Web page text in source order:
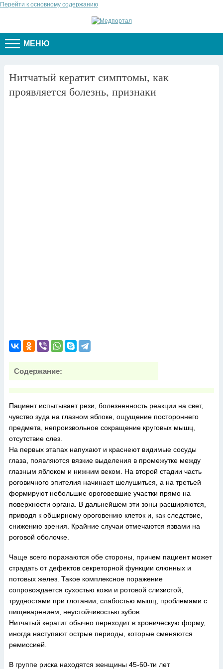
Перейти к основному содержанию
МЕНЮ
Нитчатый кератит симптомы, как
проявляется болезнь, признаки
Содержание:
Пациент испытывает рези, болезненность реакции на свет,
чувство зуда на глазном яблоке, ощущение постороннего
предмета, непроизвольное сокращение круговых мышц,
отсутствие слез.
На первых этапах напухают и краснеют видимые сосуды
глаза, появляются вязкие выделения в промежутке между
глазным яблоком и нижним веком. На второй стадии часть
роговичного эпителия начинает шелушиться, а на третьей
формируют небольшие ороговевшие участки прямо на
поверхности органа. В дальнейшем эти зоны расширяются,
приводя к обширному ороговению клеток и, как следствие,
снижению зрения. Крайние случаи отмечаются язвами на
роговой оболочке.
Чаще всего поражаются обе стороны, причем пациент может
страдать от дефектов секреторной функции слюнных и
потовых желез. Такое комплексное поражение
сопровождается сухостью кожи и ротовой слизистой,
трудностями при глотании, слабостью мышц, проблемами с
пищеварением, неустойчивостью зубов.
Нитчатый кератит обычно переходит в хроническую форму,
иногда наступают острые периоды, которые сменяются
ремиссией.
В группе риска находятся женщины 45-60-ти лет